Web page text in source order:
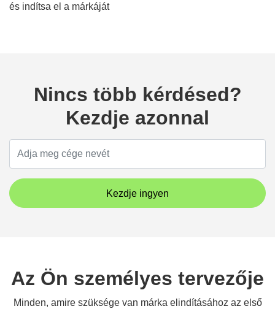
és indítsa el a márkáját
Nincs több kérdésed?
Kezdje azonnal
Kezdje ingyen
Az Ön személyes tervezője
Minden, amire szüksége van márka elindításához az első